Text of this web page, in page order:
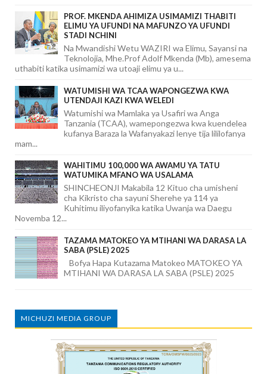
PROF. MKENDA AHIMIZA USIMAMIZI THABITI
ELIMU YA UFUNDI NA MAFUNZO YA UFUNDI
STADI NCHINI
Na Mwandishi Wetu WAZIRI wa Elimu, Sayansi na
Teknolojia, Mhe.Prof Adolf Mkenda (Mb), amesema
uthabiti katika usimamizi wa utoaji elimu ya u...
WATUMISHI WA TCAA WAPONGEZWA KWA
UTENDAJI KAZI KWA WELEDI
Watumishi wa Mamlaka ya Usafiri wa Anga
Tanzania (TCAA), wamepongezwa kwa kuendelea
kufanya Baraza la Wafanyakazi lenye tija lililofanya
mam...
WAHITIMU 100,000 WA AWAMU YA TATU
WATUMIKA MFANO WA USALAMA
SHINCHEONJI Makabila 12 Kituo cha umisheni
cha Kikristo cha sayuni Sherehe ya 114 ya
Kuhitimu iliyofanyika katika Uwanja wa Daegu
Novemba 12...
TAZAMA MATOKEO YA MTIHANI WA DARASA LA
SABA (PSLE) 2025
Bofya Hapa Kutazama Matokeo MATOKEO YA
MTIHANI WA DARASA LA SABA (PSLE) 2025
MICHUZI MEDIA GROUP